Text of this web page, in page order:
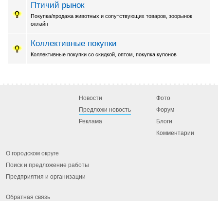
Птичий рынок
Покупка/продажа животных и сопутствующих товаров, зоорынок
онлайн
Коллективные покупки
Коллективные покупки со скидкой, оптом, покупка купонов
Новости
Предложи новость
Реклама
Фото
Форум
Блоги
Комментарии
О городском округе
Поиск и предложение работы
Предприятия и организации
Обратная связь